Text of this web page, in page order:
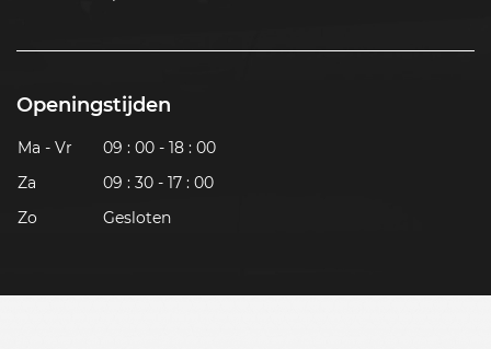
Openingstijden
Ma - Vr
09 : 00 - 18 : 00
Za
09 : 30 - 17 : 00
Zo
Gesloten